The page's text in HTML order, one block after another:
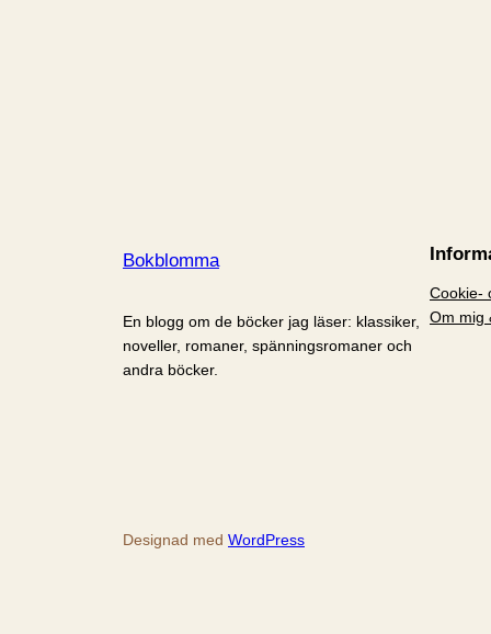
Bokblomma
En blogg om de böcker jag läser: klassiker,
noveller, romaner, spänningsromaner och
andra böcker.
Cookie-
Om mig
Designad med WordPress